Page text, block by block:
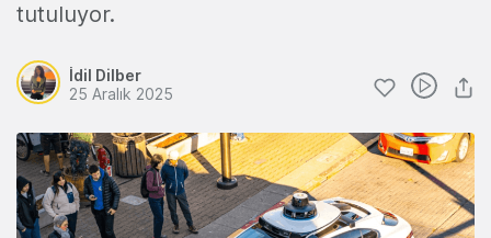
tutuluyor.
İdil Dilber
25 Aralık 2025